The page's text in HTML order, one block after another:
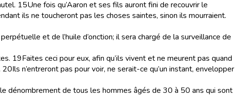
15Une fois qu’Aaron et ses fils auront fini de recouvrir le
ils ne toucheront pas les choses saintes, sinon ils mourraient.
et de l’huile d’onction; il sera chargé de la surveillance de
19Faites ceci pour eux, afin qu’ils vivent et ne meurent pas quand
20Ils n’entreront pas pour voir, ne serait-ce qu’un instant, envelopper
dénombrement de tous les hommes âgés de 30 à 50 ans qui sont